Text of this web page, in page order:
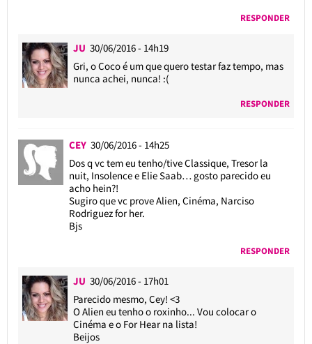
RESPONDER
JU 30/06/2016 - 14h19
Gri, o Coco é um que quero testar faz tempo, mas
nunca achei, nunca! :(
RESPONDER
CEY 30/06/2016 - 14h25
Dos q vc tem eu tenho/tive Classique, Tresor la
nuit, Insolence e Elie Saab… gosto parecido eu
acho hein?!
Sugiro que vc prove Alien, Cinéma, Narciso
Rodriguez for her.
Bjs
RESPONDER
JU 30/06/2016 - 17h01
Parecido mesmo, Cey! <3
O Alien eu tenho o roxinho... Vou colocar o
Cinéma e o For Hear na lista!
Beijos